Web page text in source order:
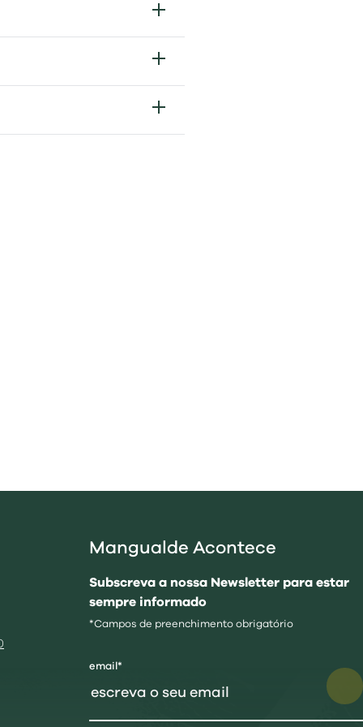
Mangualde Acontece
Subscreva a nossa Newsletter para estar
sempre informado
*Campos de preenchimento obrigatório
email*